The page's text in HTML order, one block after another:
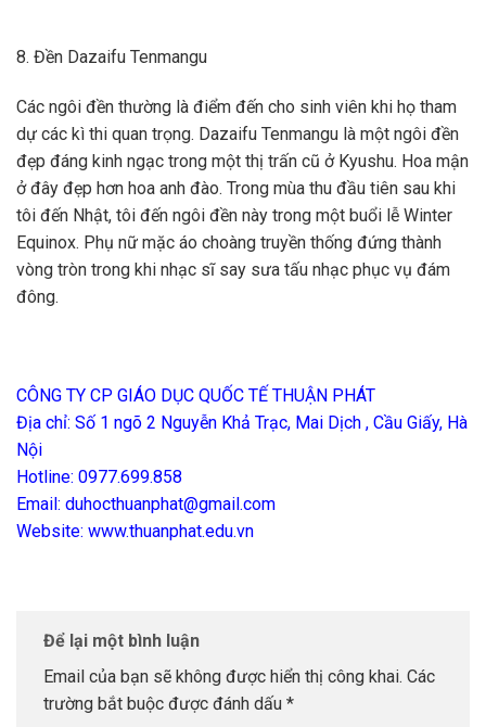
8. Đền Dazaifu Tenmangu
Các ngôi đền thường là điểm đến cho sinh viên khi họ tham
dự các kì thi quan trọng. Dazaifu Tenmangu là một ngôi đền
đẹp đáng kinh ngạc trong một thị trấn cũ ở Kyushu. Hoa mận
ở đây đẹp hơn hoa anh đào. Trong mùa thu đầu tiên sau khi
tôi đến Nhật, tôi đến ngôi đền này trong một buổi lễ Winter
Equinox. Phụ nữ mặc áo choàng truyền thống đứng thành
vòng tròn trong khi nhạc sĩ say sưa tấu nhạc phục vụ đám
đông.
CÔNG TY CP GIÁO DỤC QUỐC TẾ THUẬN PHÁT
Địa chỉ: Số 1 ngõ 2 Nguyễn Khả Trạc, Mai Dịch , Cầu Giấy, Hà
Nội
Hotline: 0977.699.858
Email: duhocthuanphat@gmail.com
Website: www.thuanphat.edu.vn
Để lại một bình luận
Email của bạn sẽ không được hiển thị công khai. Các
trường bắt buộc được đánh dấu *